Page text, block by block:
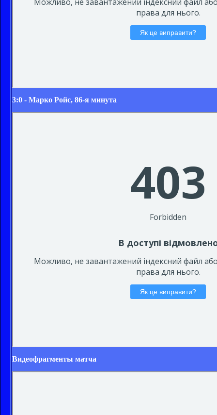
3:0 - Марко Ройс, 86-я минута
Видеофрагменты матча